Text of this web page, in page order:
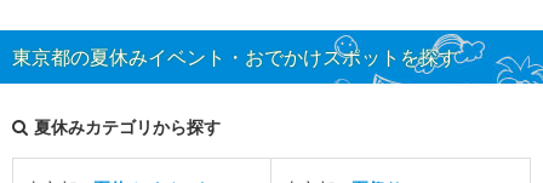
東京都の夏休みイベント・おでかけスポットを探す
夏休みカテゴリから探す